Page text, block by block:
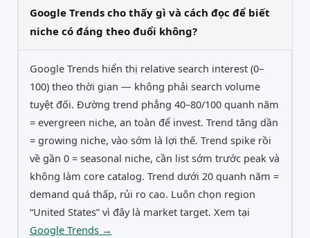
Google Trends cho thấy gì và cách đọc để biết
niche có đáng theo đuổi không?
Google Trends hiển thị relative search interest (0–
100) theo thời gian — không phải search volume
tuyệt đối. Đường trend phẳng 40–80/100 quanh năm
= evergreen niche, an toàn để invest. Trend tăng dần
= growing niche, vào sớm là lợi thế. Trend spike rồi
về gần 0 = seasonal niche, cần list sớm trước peak và
không làm core catalog. Trend dưới 20 quanh năm =
demand quá thấp, rủi ro cao. Luôn chọn region
“United States” vì đây là market target. Xem tại
Google Trends →